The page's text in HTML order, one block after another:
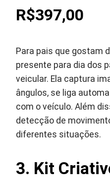
R$397,00
Para pais que gostam
presente para dia dos
veicular. Ela captura
ângulos, se liga
com o veículo. Além
detecção de
diferentes situações.
3. Kit